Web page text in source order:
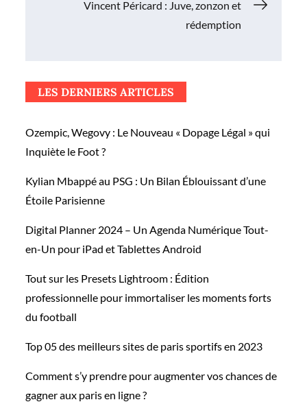
Vincent Péricard : Juve, zonzon et
rédemption
LES DERNIERS ARTICLES
Ozempic, Wegovy : Le Nouveau « Dopage Légal » qui
Inquiète le Foot ?
Kylian Mbappé au PSG : Un Bilan Éblouissant d’une
Étoile Parisienne
Digital Planner 2024 – Un Agenda Numérique Tout-
en-Un pour iPad et Tablettes Android
Tout sur les Presets Lightroom : Édition
professionnelle pour immortaliser les moments forts
du football
Top 05 des meilleurs sites de paris sportifs en 2023
Comment s’y prendre pour augmenter vos chances de
gagner aux paris en ligne ?